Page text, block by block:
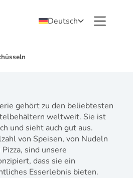
Deutsch
gehört zu den beliebtesten
weltweit. Sie ist
und sieht auch gut aus.
von Speisen, von Nudeln
sind unsere
dass sie ein
Esserlebnis bieten.